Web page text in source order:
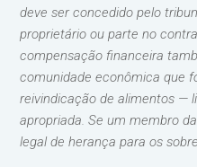
deve ser concedido pelo
proprietário ou parte no
compensação financeira
comunidade econômica que
reivindicação de alimentos —
apropriada. Se um membro
legal de herança para os